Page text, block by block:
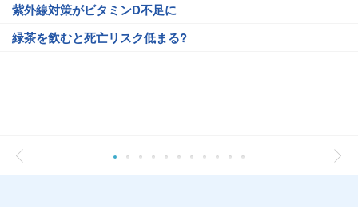
紫外線対策がビタミンD不足に
緑茶を飲むと死亡リスク低まる?